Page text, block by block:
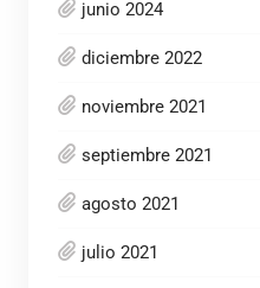
junio 2024
diciembre 2022
noviembre 2021
septiembre 2021
agosto 2021
julio 2021